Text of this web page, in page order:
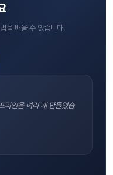
을 배울 수 있습니다.
라인을 여러 개 만들었습